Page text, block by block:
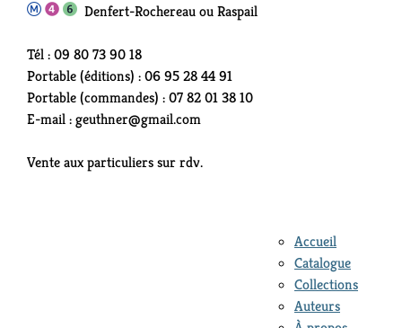
Denfert-Rochereau ou Raspail
Tél : 09 80 73 90 18
Portable (éditions) : 06 95 28 44 91
Portable (commandes) : 07 82 01 38 10
E-mail : geuthner@gmail.com
Vente aux particuliers sur rdv.
Accueil
Catalogue
Collections
Auteurs